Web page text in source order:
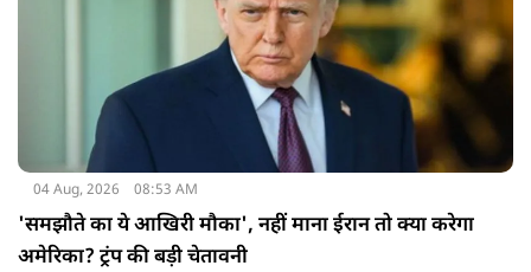
04 Aug, 2026 08:53 AM
'समझौते का ये आखिरी मौका', नहीं माना ईरान तो क्या करेगा
अमेरिका? ट्रंप की बड़ी चेतावनी